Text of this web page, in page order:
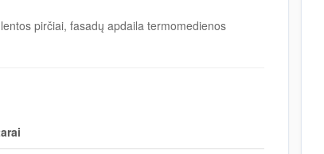
pirčiai, fasadų apdaila termomedienos